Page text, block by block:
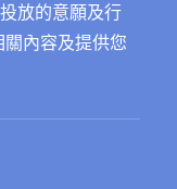
放的意願及行
內容及提供您